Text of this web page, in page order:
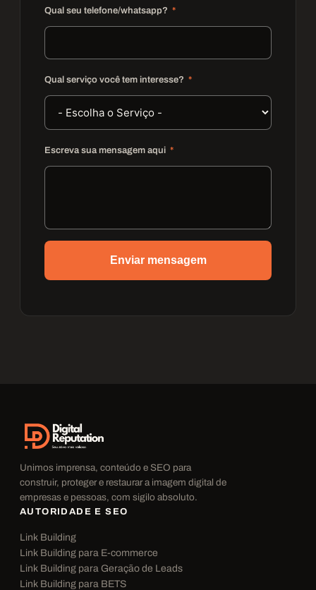
Qual seu telefone/whatsapp?
Qual serviço você tem interesse?
Escreva sua mensagem aqui
Enviar mensagem
Unimos imprensa, conteúdo e SEO para
construir, proteger e restaurar a imagem digital de
empresas e pessoas, com sigilo absoluto.
AUTORIDADE E SEO
Link Building
Link Building para E-commerce
Link Building para Geração de Leads
Link Building para BETS